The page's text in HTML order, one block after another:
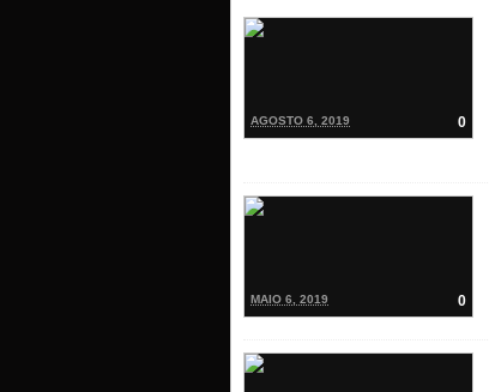
0
AGOSTO 6, 2019
0
MAIO 6, 2019